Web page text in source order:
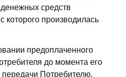
средств
которого производилась
предоплаченного
до момента его
Потребителю,